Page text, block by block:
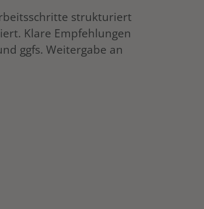
strukturiert
Klare Empfehlungen
ggfs. Weitergabe an